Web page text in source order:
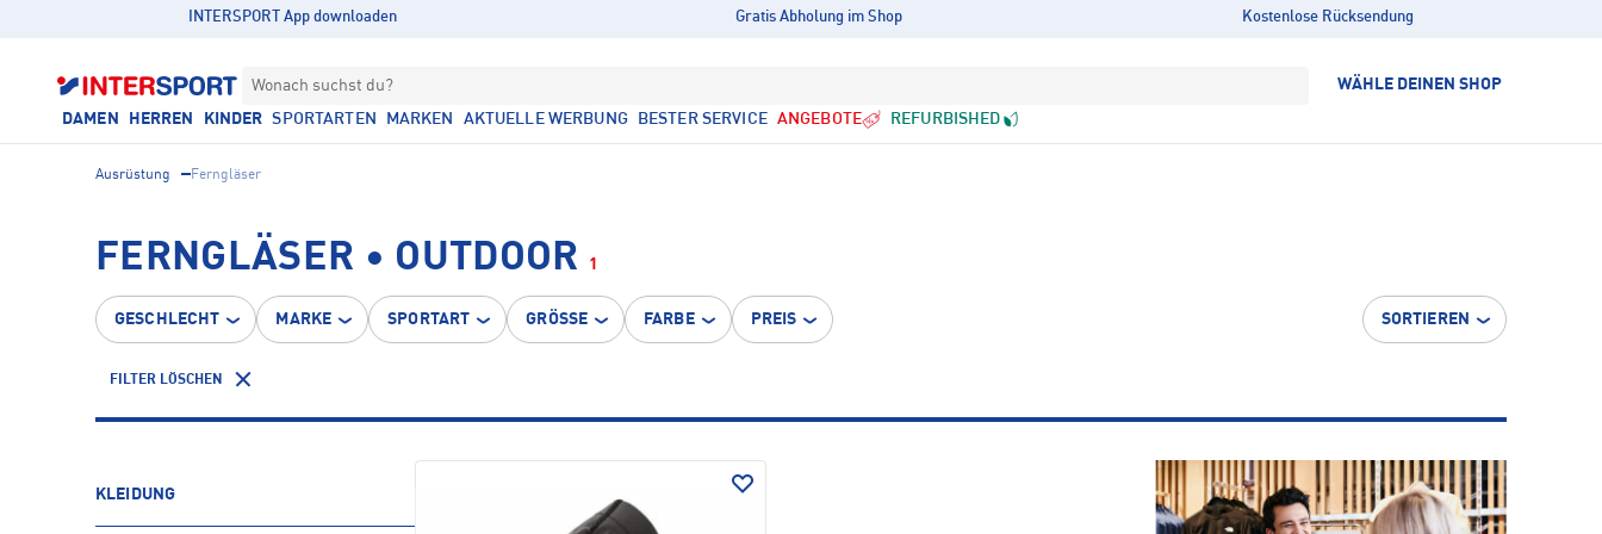
INTERSPORT App downloaden Gratis Abholung im Shop Kostenlose Rücksendung
Wonach suchst du? WÄHLE DEINEN SHOP
DAMEN HERREN KINDER SPORTARTEN MARKEN AKTUELLE WERBUNG BESTER SERVICE ANGEBOTE REFURBISHED
Ausrüstung Ferngläser
FERNGLÄSER • OUTDOOR 1
GESCHLECHT MARKE SPORTART GRÖSSE FARBE PREIS SORTIEREN
FILTER LÖSCHEN
KLEIDUNG